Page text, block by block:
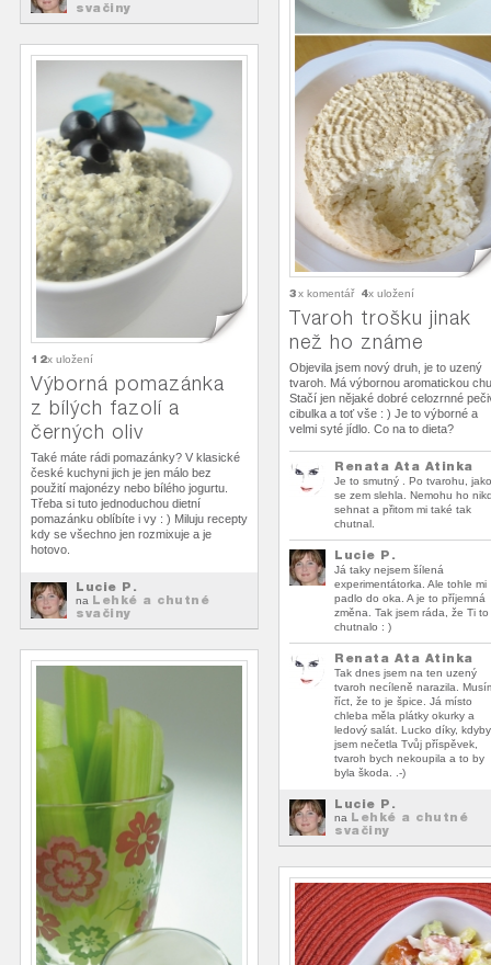
svačiny
3x komentář 4x uložení
Tvaroh trošku jinak
než ho známe
Objevila jsem nový druh, je to uzený
tvaroh. Má výbornou aromatickou
Stačí jen nějaké dobré celozrnné
cibulka a toť vše : ) Je to výborné a
velmi syté jídlo. Co na to dieta?
Renata Ata Atinka
Je to smutný . Po tvarohu,
se zem slehla. Nemohu ho
sehnat a přitom mi také tak
chutnal.
Lucie P.
Já taky nejsem šílená
experimentátorka. Ale tohle mi
padlo do oka. A je to příjemná
změna. Tak jsem ráda, že Ti to
chutnalo : )
Renata Ata Atinka
Tak dnes jsem na ten uzený
tvaroh necíleně narazila.
říct, že to je špice. Já místo
chleba měla plátky okurky a
ledový salát. Lucko díky, kdyby
jsem nečetla Tvůj příspěvek,
tvaroh bych nekoupila a to by
byla škoda. .-)
Lucie P.
na Lehké a chutné
svačiny
12x uložení
Výborná pomazánka
z bílých fazolí a
černých oliv
Také máte rádi pomazánky? V klasické
české kuchyni jich je jen málo bez
použití majonézy nebo bílého jogurtu.
Třeba si tuto jednoduchou dietní
pomazánku oblíbíte i vy : ) Miluju recepty
kdy se všechno jen rozmixuje a je
hotovo.
Lucie P.
na Lehké a chutné
svačiny